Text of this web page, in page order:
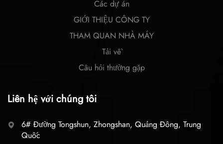
Các dự án
GIỚI THIỆU CÔNG TY
THAM QUAN NHÀ MÁY
Tải về
Câu hỏi thường gặp
Liên hệ với chúng tôi
6# Đường Tongshun, Zhongshan, Quảng Đông, Trung
Quốc